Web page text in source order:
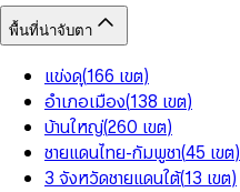
พื้นที่น่าจับตา
แข่งดุ(166 เขต)
อำเภอเมือง(138 เขต)
บ้านใหญ่(260 เขต)
ชายแดนไทย-กัมพูชา(45 เขต)
3 จังหวัดชายแดนใต้(13 เขต)